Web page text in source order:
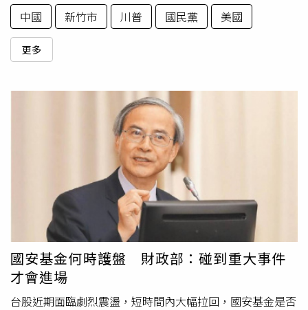
中國
新竹市 川普 國民黨 美國
更多
國安基金何時護盤 財政部：碰到重大事件
才會進場
台股近期面臨劇烈震盪，短時間內大幅拉回，國安基金是否